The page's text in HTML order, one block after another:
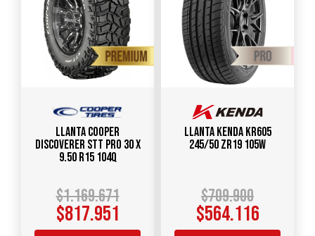
Llanta COOPER
DISCOVERER STT PRO 30 X
9.50 R15 104Q
$1.169.671
$817.951
Llanta KENDA KR605
245/50 ZR19 105W
$709.900
$564.116